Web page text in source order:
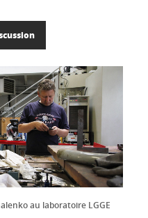
au laboratoire LGGE